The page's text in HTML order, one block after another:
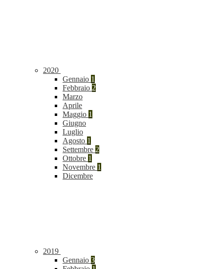
2020
Gennaio 1
Febbraio 2
Marzo
Aprile
Maggio 1
Giugno
Luglio
Agosto 1
Settembre 2
Ottobre 1
Novembre 1
Dicembre
2019
Gennaio 3